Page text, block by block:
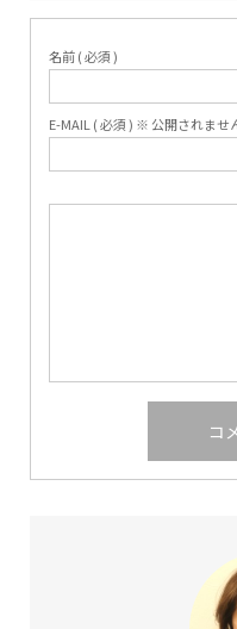
名前 ( 必須 )
E-MAIL ( 必須 ) ※ 公開されませ